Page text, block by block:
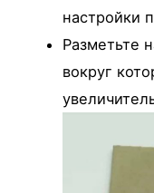
настройки
Разметьте
вокруг